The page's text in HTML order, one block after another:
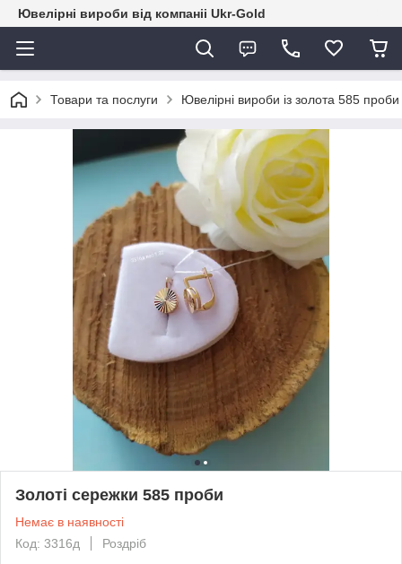
Ювелірні вироби від компаніі Ukr-Gold
Товари та послуги Ювелірні вироби із золота 585 проби
Золоті сережки 585 проби
Немає в наявності
Код: 3316д
Роздріб